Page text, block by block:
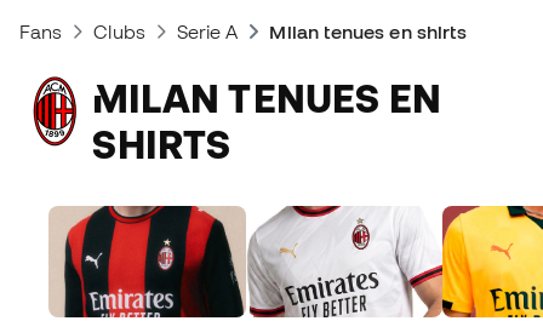
Fans Clubs Serie A Milan tenues en shirts
MILAN TENUES EN
SHIRTS